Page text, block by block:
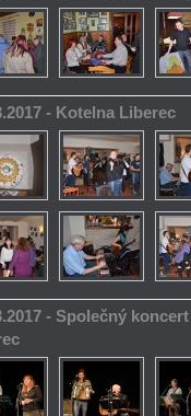
- Kotelna Liberec
- Společný